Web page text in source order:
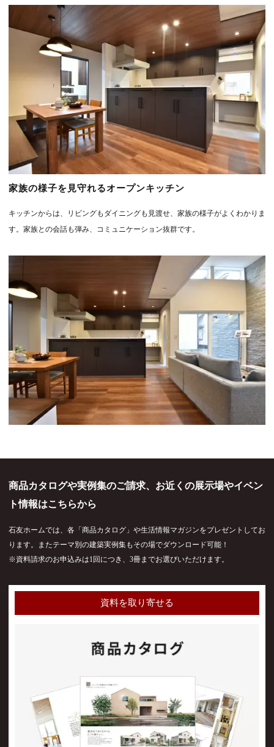
家族の様子を見守れるオープンキッチン
キッチンからは、リビングもダイニングも見渡せ、家族の様子がよくわかりま
す。家族との会話も弾み、コミュニケーション抜群です。
商品カタログや実例集のご請求、お近くの展示場やイベン
ト情報はこちらから
石友ホームでは、各「商品カタログ」や生活情報マガジンをプレゼントしてお
ります。またテーマ別の建築実例集もその場でダウンロード可能！
※資料請求のお申込みは1回につき、3冊までお選びいただけます。
資料を取り寄せる